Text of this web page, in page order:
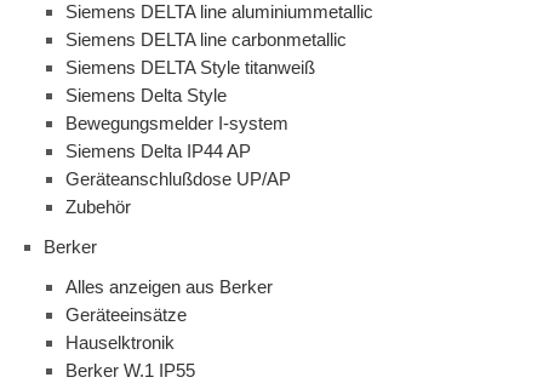
Siemens DELTA line aluminiummetallic
Siemens DELTA line carbonmetallic
Siemens DELTA Style titanweiß
Siemens Delta Style
Bewegungsmelder I-system
Siemens Delta IP44 AP
Geräteanschlußdose UP/AP
Zubehör
Berker
Alles anzeigen aus Berker
Geräteeinsätze
Hauselktronik
Berker W.1 IP55